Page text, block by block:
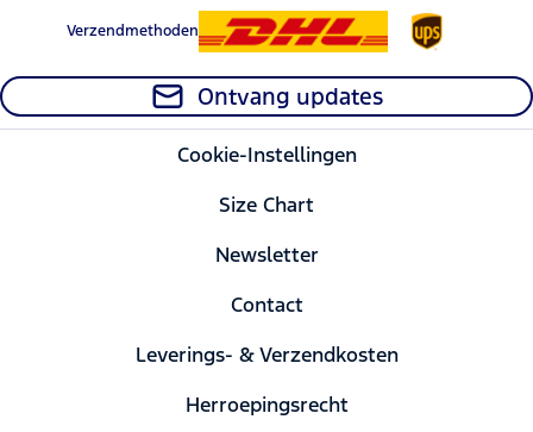
Verzendmethoden
Ontvang updates
Cookie-Instellingen
Size Chart
Newsletter
Contact
Leverings- & Verzendkosten
Herroepingsrecht